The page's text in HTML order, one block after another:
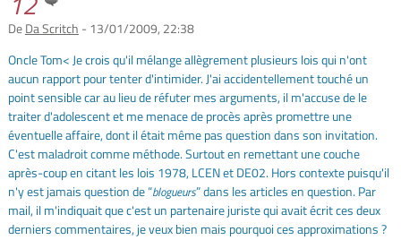
DeDa Scritch - 13/01/2009, 22:38
Oncle Tom< Je crois qu'il mélange allègrement plusieurs lois qui n'ont
aucun rapport pour tenter d'intimider. J'ai accidentellement touché un
point sensible car au lieu de réfuter mes arguments, il m'accuse de le
traiter d'adolescent et me menace de procès après promettre une
éventuelle affaire, dont il était même pas question dans son invitation.
C'est maladroit comme méthode. Surtout en remettant une couche
après-coup en citant les lois 1978, LCEN et DE02. Hors contexte puisqu'il
n'y est jamais question de “blogueurs” dans les articles en question. Par
mail, il m'indiquait que c'est un partenaire juriste qui avait écrit ces deux
derniers commentaires, je veux bien mais pourquoi ces approximations ?